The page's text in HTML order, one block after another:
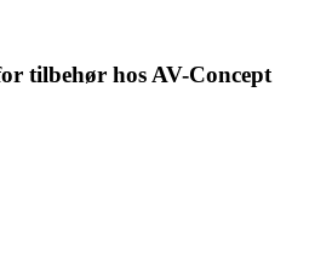
tilbehør hos AV-Concept